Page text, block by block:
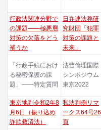
行政法関連分野で
の課題――極悪層
対策の欠落をどう
補うか
日弁連法務研
究財団「犯罪
対策の課題と
未来」
「行政手続におけ
る秘密保護の課
題」――特定質問
法曹倫理国際
シンポジウム
東京2022
東京地判令和2年8
月6日（振り込め
詐欺救済法）
私法判例リマ
ークス64号26
頁